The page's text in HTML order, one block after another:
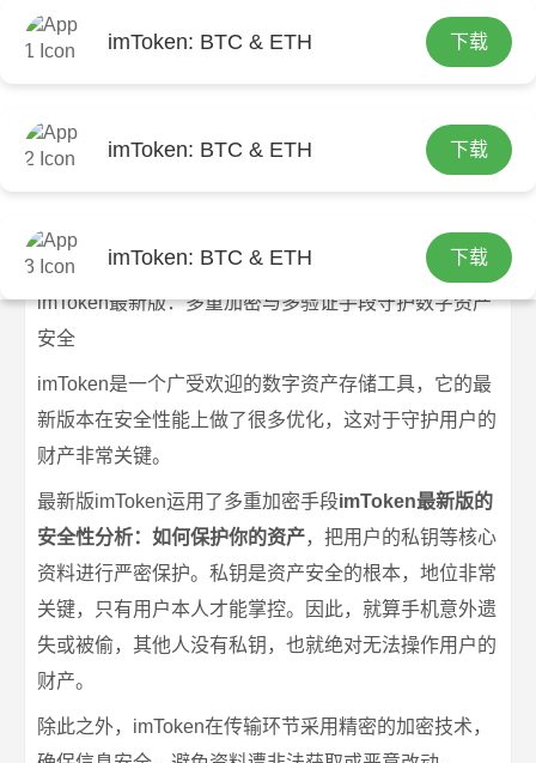
imToken: BTC & ETH 下载
imToken: BTC & ETH 下载
imToken: BTC & ETH 下载
首页
imToken最新版：多重加密与多验证手
段守护数字资产安全
imToken最新版：多重加密与多验证手段守护数字资产
安全
imToken是一个广受欢迎的数字资产存储工具，它的最
新版本在安全性能上做了很多优化，这对于守护用户的
财产非常关键。
最新版imToken运用了多重加密手段imToken最新版的
安全性分析：如何保护你的资产，把用户的私钥等核心
资料进行严密保护。私钥是资产安全的根本，地位非常
关键，只有用户本人才能掌控。因此，就算手机意外遗
失或被偷，其他人没有私钥，也就绝对无法操作用户的
财产。
除此之外，imToken在传输环节采用精密的加密技术，